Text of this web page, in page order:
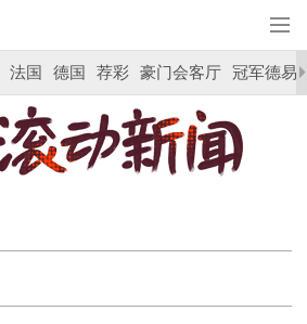
法国 德国 荐彩 豪门会客厅 冠军德易